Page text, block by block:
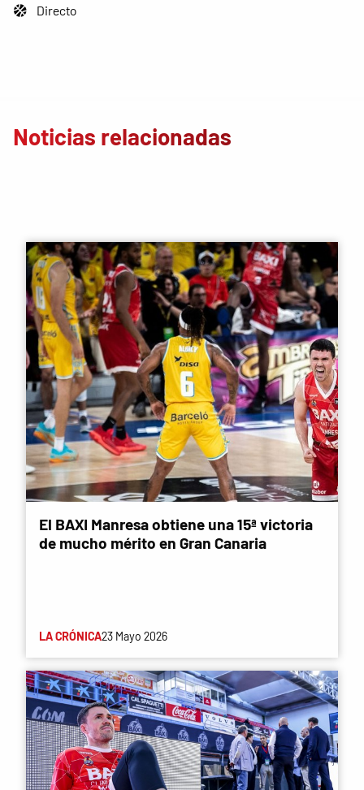
Directo
Noticias relacionadas
El BAXI Manresa obtiene una 15ª victoria
de mucho mérito en Gran Canaria
LA CRÓNICA23 Mayo 2026